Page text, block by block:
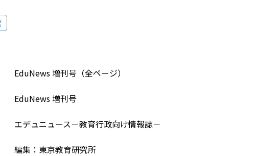
EduNews 増刊号（全ページ）
EduNews 増刊号
エデュニュース－教育行政向け情報誌－
編集：東京教育研究所